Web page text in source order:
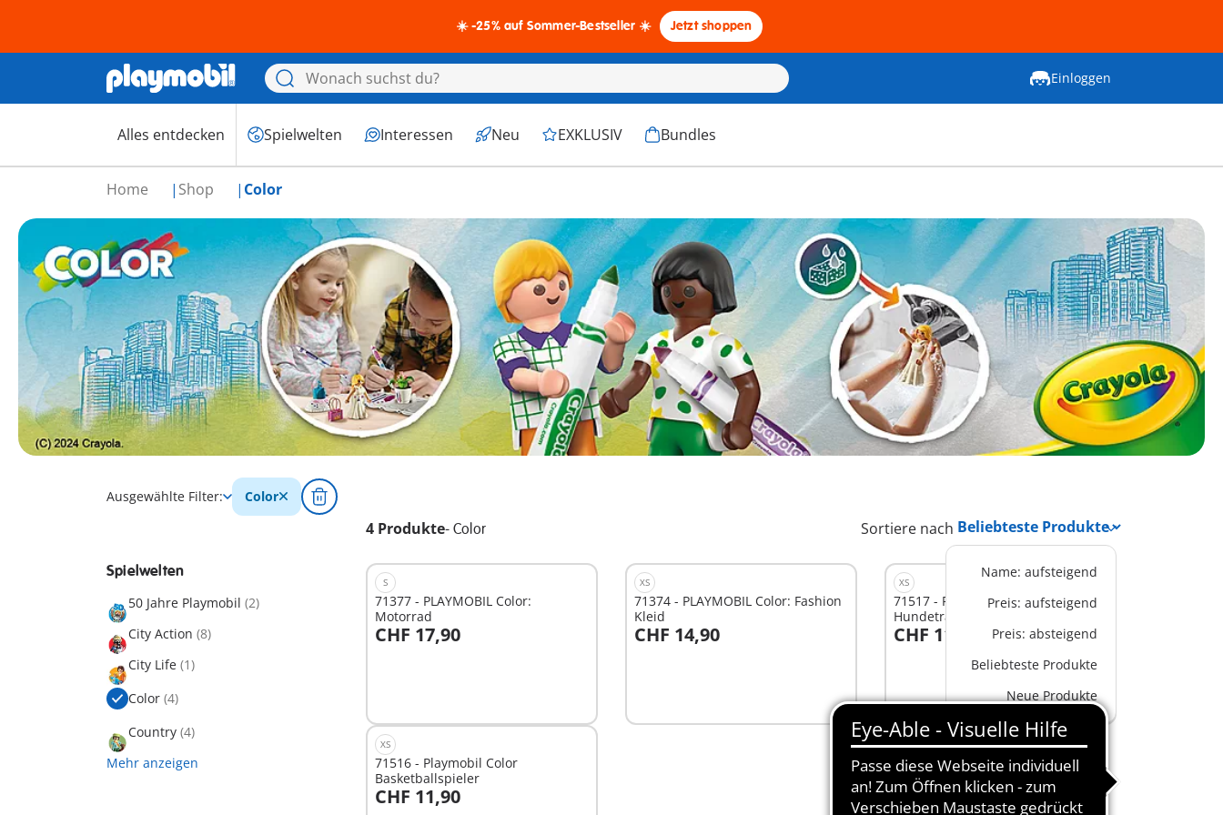
☀️ -25% auf Sommer-Bestseller ☀️ Jetzt shoppen
Einloggen
Alles entdecken Spielwelten Interessen Neu EXKLUSIV Bundles
Home Shop Color
Ausgewählte Filter: Color
4 Produkte- Color Sortiere nach
Name: aufsteigend
Preis: aufsteigend
Preis: absteigend
Beliebteste Produkte
Neue Produkte
Spielwelten
50 Jahre Playmobil (2)
City Action (8)
City Life (1)
Color (4)
Country (4)
Mehr anzeigen
S
71377 - PLAYMOBIL Color:
Motorrad
CHF 17,90
In den Warenkorb
XS
71374 - PLAYMOBIL Color: Fashion
Kleid
CHF 14,90
In den Warenkorb
XS
71517 - Playmobil Color
Hundetraining
CHF 11,90
In den Warenkorb
XS
71516 - Playmobil Color
Basketballspieler
CHF 11,90
In den Warenkorb